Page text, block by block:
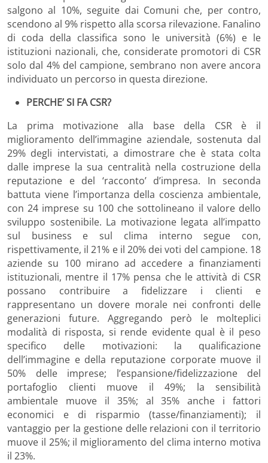
salgono al 10%, seguite dai Comuni che, per contro,
scendono al 9% rispetto alla scorsa rilevazione. Fanalino
di coda della classifica sono le università (6%) e le
istituzioni nazionali, che, considerate promotori di CSR
solo dal 4% del campione, sembrano non avere ancora
individuato un percorso in questa direzione.
PERCHE’ SI FA CSR?
La prima motivazione alla base della CSR è il
miglioramento dell’immagine aziendale, sostenuta dal
29% degli intervistati, a dimostrare che è stata colta
dalle imprese la sua centralità nella costruzione della
reputazione e del ‘racconto’ d’impresa. In seconda
battuta viene l’importanza della coscienza ambientale,
con 24 imprese su 100 che sottolineano il valore dello
sviluppo sostenibile. La motivazione legata all’impatto
sul business e sul clima interno segue con,
rispettivamente, il 21% e il 20% dei voti del campione. 18
aziende su 100 mirano ad accedere a finanziamenti
istituzionali, mentre il 17% pensa che le attività di CSR
possano contribuire a fidelizzare i clienti e
rappresentano un dovere morale nei confronti delle
generazioni future. Aggregando però le molteplici
modalità di risposta, si rende evidente qual è il peso
specifico delle motivazioni: la qualificazione
dell’immagine e della reputazione corporate muove il
50% delle imprese; l’espansione/fidelizzazione del
portafoglio clienti muove il 49%; la sensibilità
ambientale muove il 35%; al 35% anche i fattori
economici e di risparmio (tasse/finanziamenti); il
vantaggio per la gestione delle relazioni con il territorio
muove il 25%; il miglioramento del clima interno motiva
il 23%.